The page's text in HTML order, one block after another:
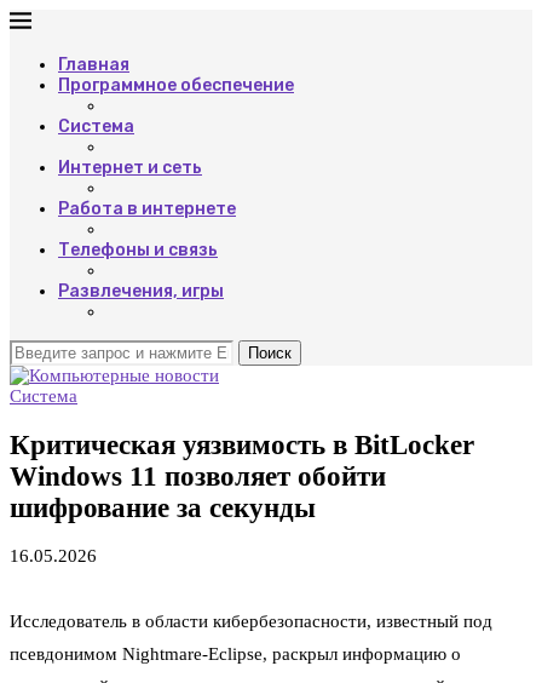
Главная
Программное обеспечение
Система
Интернет и сеть
Работа в интернете
Телефоны и связь
Развлечения, игры
Поиск
Система
Критическая уязвимость в BitLocker
Windows 11 позволяет обойти
шифрование за секунды
16.05.2026
Исследователь в области кибербезопасности, известный под
псевдонимом Nightmare-Eclipse, раскрыл информацию о